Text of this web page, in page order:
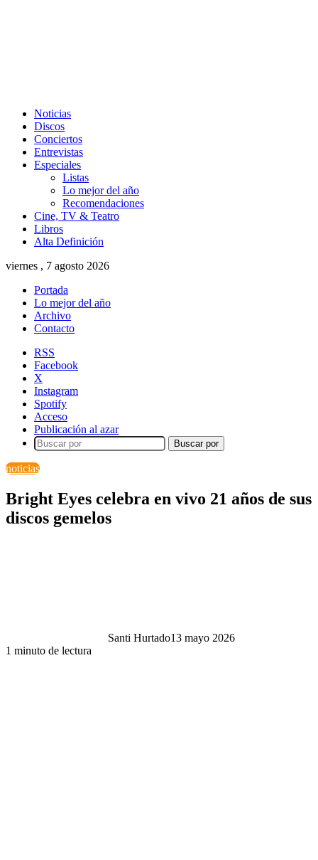
Noticias
Discos
Conciertos
Entrevistas
Especiales
Listas
Lo mejor del año
Recomendaciones
Cine, TV & Teatro
Libros
Alta Definición
viernes , 7 agosto 2026
Portada
Lo mejor del año
Archivo
Contacto
RSS
Facebook
X
Instagram
Spotify
Acceso
Publicación al azar
Buscar por
noticias
Bright Eyes celebra en vivo 21 años de sus
discos gemelos
Santi Hurtado13 mayo 2026
1 minuto de lectura